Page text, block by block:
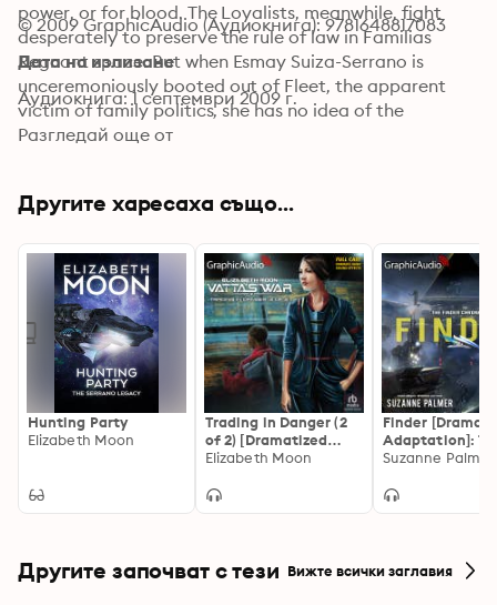
power, or for blood. The Loyalists, meanwhile, fight
desperately to preserve the rule of law in Familias
Regnant space. But when Esmay Suiza-Serrano is
unceremoniously booted out of Fleet, the apparent
victim of family politics, she has no idea of the
whirlwind of conflict into which she is about to be
affirmed...and old friends will meet their destinies.
© 2009 GraphicAudio (Аудиокнига): 9781648817083
Дата на излизане
Аудиокнига: 1 септември 2009 г.
Разгледай още от
Другите харесаха също...
Hunting Party
Elizabeth Moon
Trading in Danger (2
of 2) [Dramatized
Adaptation]: Vatta's
Elizabeth Moon
Finder
Adaptation]:
Finder
Suzanne Palmer
Другите започват с тези Вижте всички заглавия